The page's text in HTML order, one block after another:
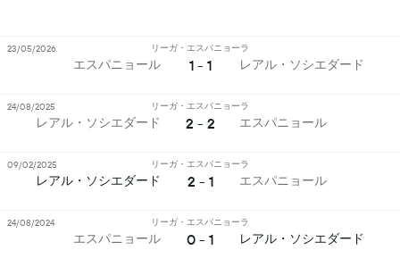
エスパニョール
リーガ・エスパニョーラ
1 - 1 レアル・ソシエダード
23/05/2026
レアル・ソシエダード
リーガ・エスパニョーラ
2 - 2 エスパニョール
24/08/2025
レアル・ソシエダード
リーガ・エスパニョーラ
2 - 1 エスパニョール
09/02/2025
エスパニョール
リーガ・エスパニョーラ
0 - 1 レアル・ソシエダード
24/08/2024